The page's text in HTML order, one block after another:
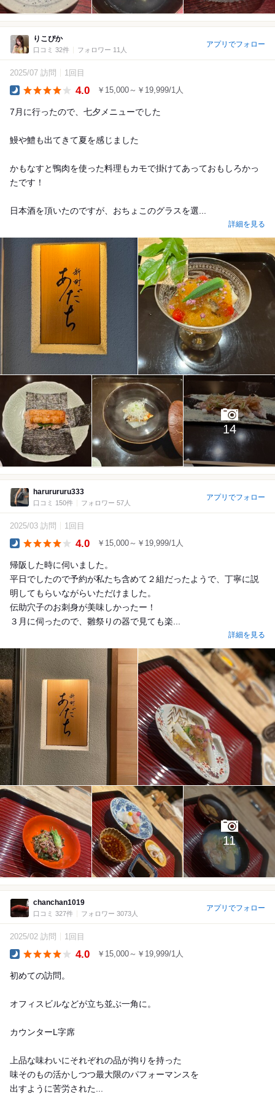
りこぴか
口コミ 32件 フォロワー 11人
アプリでフォロー
2025/07 訪問 1回目
4.0 ￥15,000～￥19,999/1人
7月に行ったので、七夕メニューでした
鰻や鱧も出てきて夏を感じました
かもなすと鴨肉を使った料理もカモで掛けてあっておもしろかっ
たです！
日本酒を頂いたのですが、おちょこのグラスを選...
詳細を見る
14
harurururu333
口コミ 150件 フォロワー 57人
アプリでフォロー
2025/03 訪問 1回目
4.0 ￥15,000～￥19,999/1人
帰阪した時に伺いました。
平日でしたので予約が私たち含めて２組だったようで、丁寧に説
明してもらいながらいただけました。
伝助穴子のお刺身が美味しかったー！
３月に伺ったので、雛祭りの器で見ても楽...
詳細を見る
11
chanchan1019
口コミ 327件 フォロワー 3073人
アプリでフォロー
2025/02 訪問 1回目
4.0 ￥15,000～￥19,999/1人
初めての訪問。
オフィスビルなどが立ち並ぶ一角に。
カウンターL字席
上品な味わいにそれぞれの品が拘りを持った
味そのもの活かしつつ最大限のパフォーマンスを
出すように苦労された...